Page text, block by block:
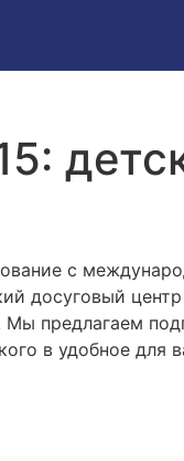
с
досуговый
Мы предлагаем
в удобное